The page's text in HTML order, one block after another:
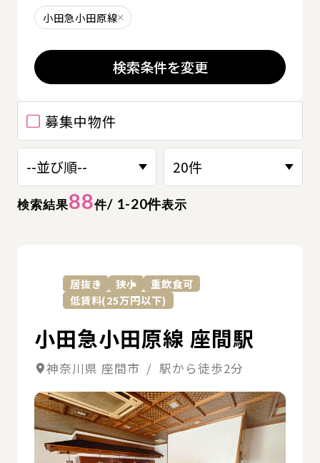
検索結果88件/ 1-20件表示
募集中物件
居抜き 狭小
重飲食可
低賃料(25万円以下)
小田急小田原線 座間駅
神奈川県 座間市 / 駅から徒歩2分
小田急小田原線削除する
検索条件を変更